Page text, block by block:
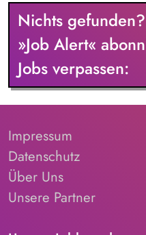
Nichts
»Job Alert«
Jobs verpassen:
Impressum
Datenschutz
Über Uns
Unsere Partner